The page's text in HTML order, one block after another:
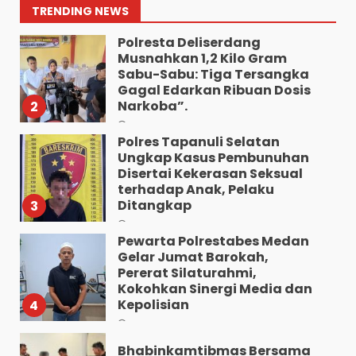
TRENDING NEWS
1
Kaki.
Agustus 8, 2026
2
Polresta Deliserdang
Musnahkan 1,2 Kilo Gram
Sabu-Sabu: Tiga Tersangka
Gagal Edarkan Ribuan Dosis
Narkoba”.
3
Polres Tapanuli Selatan
Ungkap Kasus Pembunuhan
Disertai Kekerasan Seksual
terhadap Anak, Pelaku
Ditangkap
4
Pewarta Polrestabes Medan
Gelar Jumat Barokah,
Pererat Silaturahmi,
Kokohkan Sinergi Media dan
Kepolisian
Bhabinkamtibmas Bersama